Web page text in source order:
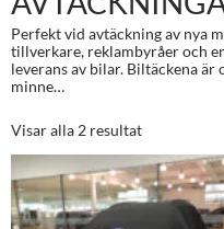
Perfekt vid avtäckning av nya
tillverkare, reklambyråer och
leverans av bilar. Biltäckena
minne…
Visar alla 2 resultat